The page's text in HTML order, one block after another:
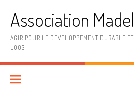
contenuAssociation
AGIR POUR LE DEVELOPPEMENT DURABLE
LOOS